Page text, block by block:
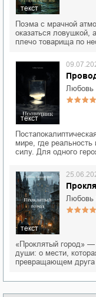
текст
Поэма с мрачной
оказаться ловушкой,
плечо товарища по
текст
мире, где
силу. Для одного
текст
«Проклятый город»
души: о мести,
превращающем друга